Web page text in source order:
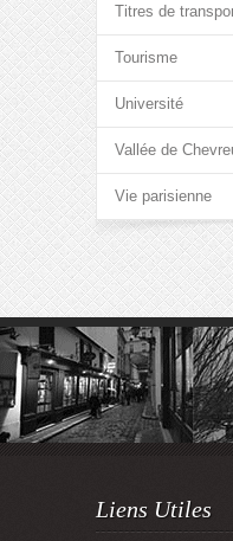
Titres de
Tourisme
Université
Vallée de
Vie parisienne
Liens Utiles